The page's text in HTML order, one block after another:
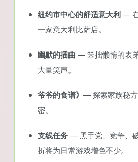
纽约市中心的舒适意大利—
一家意大利比萨店。
幽默的插曲 — 笨拙懒惰的表
大量笑声。
爷爷的食谱》 — 探索家族秘
密。
支线任务— 黑手党、竞争、
折将为日常游戏增色不少。